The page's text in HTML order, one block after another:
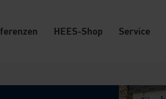
HEES-Shop Service